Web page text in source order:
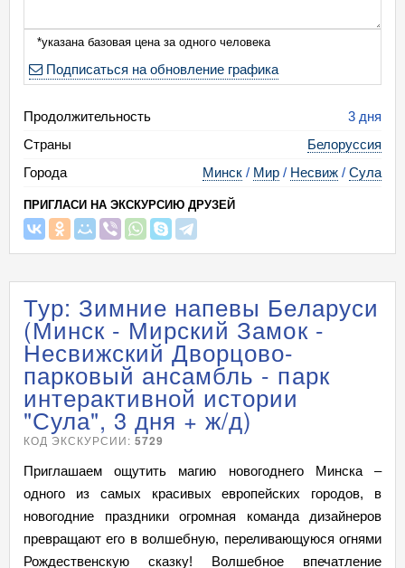
*указана базовая цена за одного человека
Подписаться на обновление графика
Продолжительность
3 дня
Страны
Белоруссия
Города
Минск / Мир / Несвиж / Сула
ПРИГЛАСИ НА ЭКСКУРСИЮ ДРУЗЕЙ
Тур: Зимние напевы Беларуси
(Минск - Мирский Замок -
Несвижский Дворцово-
парковый ансамбль - парк
интерактивной истории
"Сула", 3 дня + ж/д)
КОД ЭКСКУРСИИ:5729
Приглашаем ощутить магию новогоднего Минска –
одного из самых красивых европейских городов, в
новогодние праздники огромная команда дизайнеров
превращают его в волшебную, переливающуюся огнями
Рождественскую сказку! Волшебное впечатление